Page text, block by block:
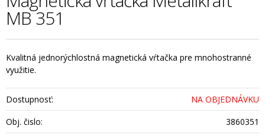
MB 351
Kvalitná jednorýchlostná magnetická vŕtačka pre mnohostranné
využitie.
Dostupnosť:
NA OBJEDNÁVKU
Obj. čislo:
3860351